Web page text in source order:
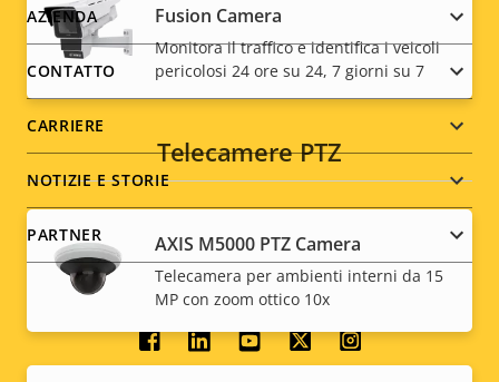
Fusion Camera
Monitora il traffico e identifica i veicoli
pericolosi 24 ore su 24, 7 giorni su 7
Telecamere PTZ
AXIS M5000 PTZ Camera
Telecamera per ambienti interni da 15
MP con zoom ottico 10x
Footer
menu
AZIENDA
CONTATTO
CARRIERE
NOTIZIE E STORIE
PARTNER
Social